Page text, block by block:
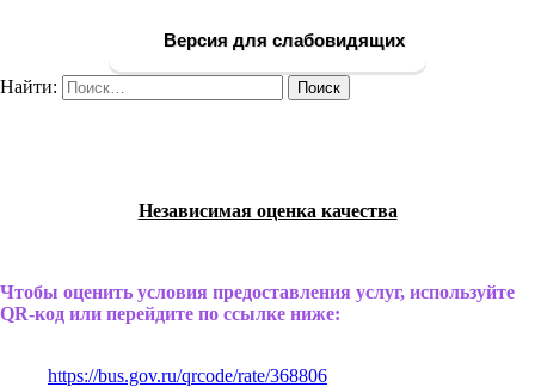
Версия для слабовидящих
Найти:
Независимая оценка качества
Чтобы оценить условия предоставления услуг, используйте
QR-код или перейдите по ссылке ниже:
https://bus.gov.ru/qrcode/rate/368806